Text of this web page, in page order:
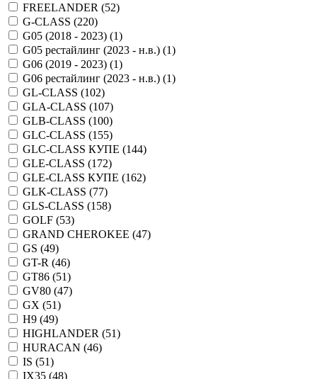
FREELANDER (52)
G-CLASS (220)
G05 (2018 - 2023) (1)
G05 рестайлинг (2023 - н.в.) (1)
G06 (2019 - 2023) (1)
G06 рестайлинг (2023 - н.в.) (1)
GL-CLASS (102)
GLA-CLASS (107)
GLB-CLASS (100)
GLC-CLASS (155)
GLC-CLASS КУПЕ (144)
GLE-CLASS (172)
GLE-CLASS КУПЕ (162)
GLK-CLASS (77)
GLS-CLASS (158)
GOLF (53)
GRAND CHEROKEE (47)
GS (49)
GT-R (46)
GT86 (51)
GV80 (47)
GX (51)
H9 (49)
HIGHLANDER (51)
HURACAN (46)
IS (51)
IX35 (48)